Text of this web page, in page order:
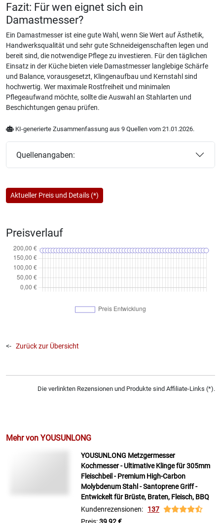
Fazit: Für wen eignet sich ein
Damastmesser?
Ein Damastmesser ist eine gute Wahl, wenn Sie Wert auf Ästhetik,
Handwerksqualität und sehr gute Schneideigenschaften legen und
bereit sind, die notwendige Pflege zu investieren. Für den täglichen
Einsatz in der Küche bieten viele Damastmesser langlebige Schärfe
und Balance, vorausgesetzt, Klingenaufbau und Kernstahl sind
hochwertig. Wer maximale Rostfreiheit und minimalen
Pflegeaufwand möchte, sollte die Auswahl an Stahlarten und
Beschichtungen genau prüfen.
KI-generierte Zusammenfassung aus 9 Quellen vom 21.01.2026.
Quellenangaben:
Aktueller Preis und Details (*)
Preisverlauf
<- Zurück zur Übersicht
Die verlinkten Rezensionen und Produkte sind Affiliate-Links (*).
Mehr von YOUSUNLONG
YOUSUNLONG Metzgermesser
Kochmesser - Ultimative Klinge für 305mm
Fleischbeil - Premium High-Carbon
Molybdenum Stahl - Santoprene Griff -
Entwickelt für Brüste, Braten, Fleisch, BBQ
Kundenrezensionen: 137